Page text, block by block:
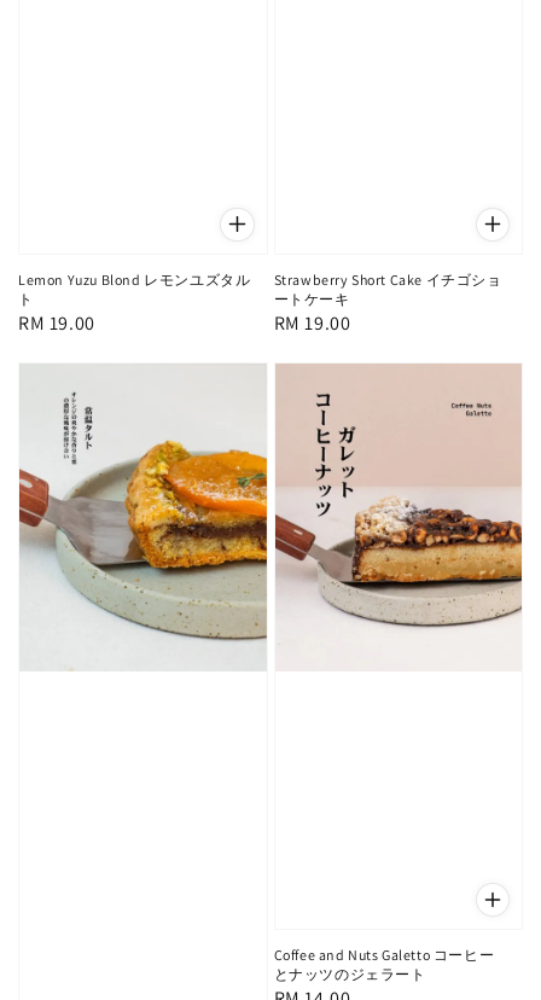
Lemon Yuzu Blond レモンユズタル
ト
Regular
RM 19.00
Strawberry Short Cake イチゴショ
ートケーキ
Regular
RM 19.00
Coffee and Nuts Galetto コーヒー
とナッツのジェラート